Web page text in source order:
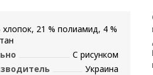
хлопок, 21 % полиамид, 4 %
С рисунком
Украина